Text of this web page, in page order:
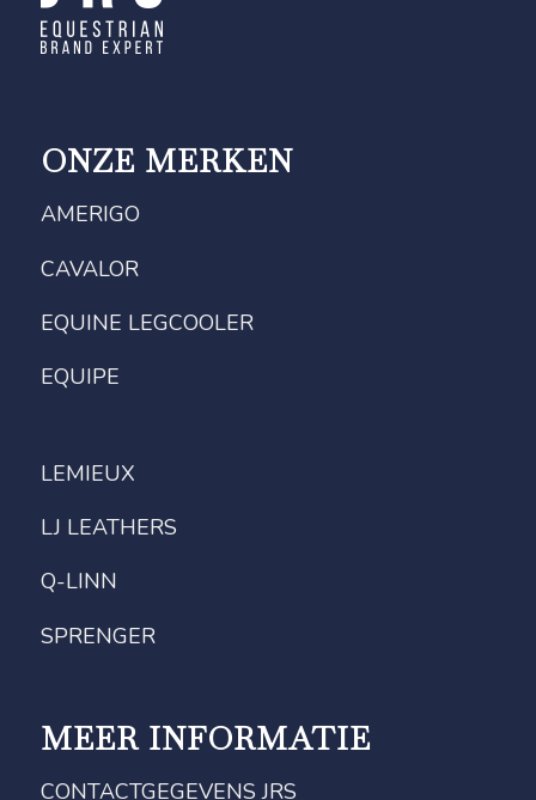
ONZE MERKEN
AMERIGO
CAVALOR
EQUINE LEGCOOLER
EQUIPE
LEMIEUX
LJ LEATHERS
Q-LINN
SPRENGER
MEER INFORMATIE
CONTACTGEGEVENS JRS